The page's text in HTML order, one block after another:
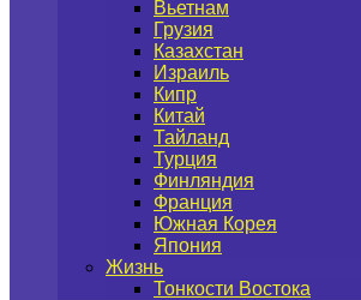
Вьетнам
Грузия
Казахстан
Израиль
Кипр
Китай
Тайланд
Турция
Финляндия
Франция
Южная Корея
Япония
Жизнь
Тонкости Востока